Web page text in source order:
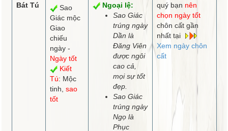
Bát Tú
Sao
Giác mộc
Giao
chiếu
ngày -
Ngày tốt
Kiết
Tú: Mộc
tinh, sao
tốt
Ngoại lệ:
Sao Giác
trúng ngày
Dần là
Đăng Viên
được ngôi
cao cả,
mọi sự tốt
đẹp.
Sao Giác
trúng ngày
Ngọ là
Phục
quý bạn nên
chọn ngày tốt
chôn cất gần
nhất tại
Xem ngày chôn
cất